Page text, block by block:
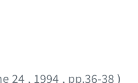
24 , 1994 , pp.36-38 )